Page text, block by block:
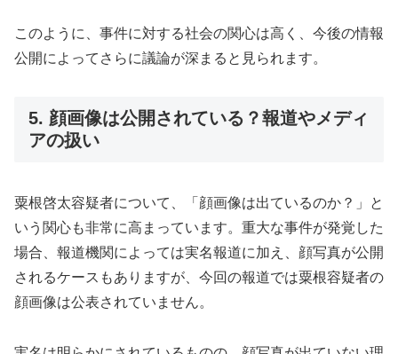
このように、事件に対する社会の関心は高く、今後の情報
公開によってさらに議論が深まると見られます。
5. 顔画像は公開されている？報道やメディ
アの扱い
粟根啓太容疑者について、「顔画像は出ているのか？」と
いう関心も非常に高まっています。重大な事件が発覚した
場合、報道機関によっては実名報道に加え、顔写真が公開
されるケースもありますが、今回の報道では粟根容疑者の
顔画像は公表されていません。